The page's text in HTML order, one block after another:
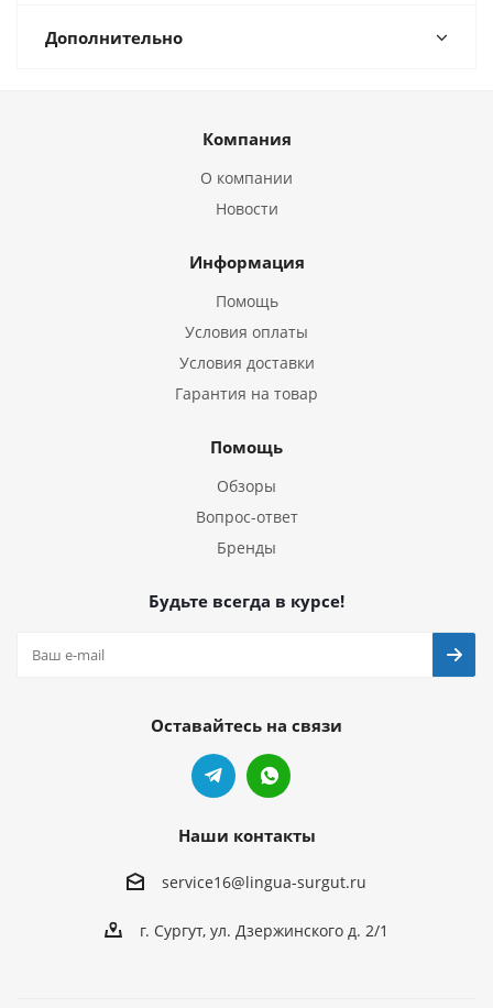
Дополнительно
Компания
О компании
Новости
Информация
Помощь
Условия оплаты
Условия доставки
Гарантия на товар
Помощь
Обзоры
Вопрос-ответ
Бренды
Будьте всегда в курсе!
Оставайтесь на связи
Наши контакты
service16@lingua-surgut.ru
г. Сургут, ул. Дзержинского д. 2/1